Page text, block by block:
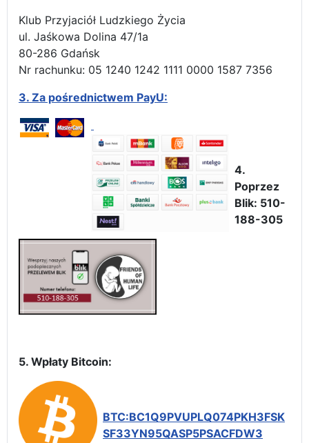
Klub Przyjaciół Ludzkiego Życia
ul. Jaśkowa Dolina 47/1a
80-286 Gdańsk
Nr rachunku: 05 1240 1242 1111 0000 1587 7356
3. Za pośrednictwem PayU:
4.
Poprzez
Blik: 510-
188-305
5. Wpłaty Bitcoin:
BTC:BC1Q9PVUPLQ074PKH3FSK
SF33YN95QASP5PSACFDW3